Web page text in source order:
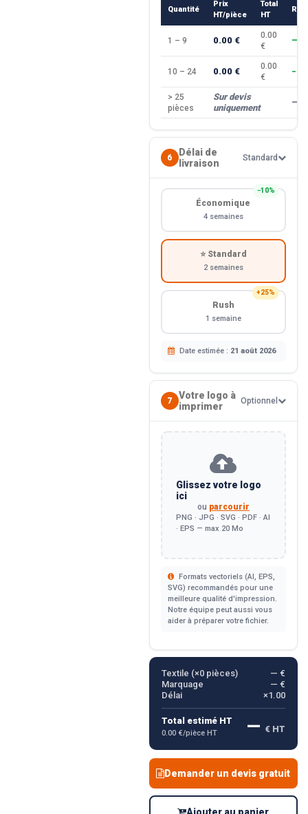
Quantité
Prix
HT/pièce
Total
HT
1 – 9 0.00 €
0.00
€
—
10 – 24 0.00 €
0.00
€
> 25
pièces
Sur devis
uniquement
—
6
Délai de
livraison
Standard
−10%
Économique
4 semaines
⭐ Standard
2 semaines
+25%
Rush
1 semaine
Date estimée : 21 août 2026
7
Votre logo à
imprimer
Optionnel
Glissez votre logo
ici
ou parcourir
PNG · JPG · SVG · PDF · AI
· EPS — max 20 Mo
Formats vectoriels (AI, EPS,
SVG) recommandés pour une
meilleure qualité d'impression.
Notre équipe peut aussi vous
aider à préparer votre fichier.
Textile (×0pièces)
— €
Marquage
— €
Délai
×1.00
Total estimé HT
0.00 €/pièce HT — € HT
Demander un devis gratuit